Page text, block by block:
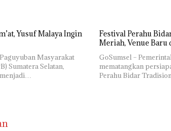
Yusuf Malaya Ingin
Masyarakat
Sumatera Selatan,
Festival Perahu
Meriah, Venue Baru
GoSumsel –
mematangkan
Perahu Bidar